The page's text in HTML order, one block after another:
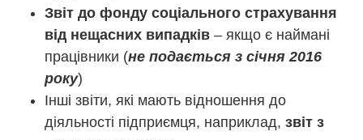
Звіт до фонду соціального страхування
від нещасних випадків – якщо є наймані
працівники (не подається з січня 2016
року)
Інші звіти, які мають відношення до
діяльності підприємця, наприклад, звіт з